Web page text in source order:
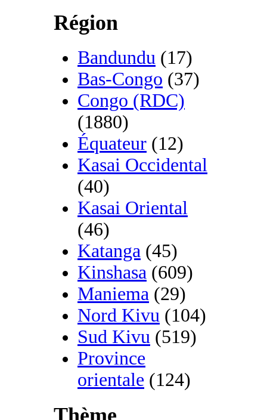
Région
Bandundu (17)
Bas-Congo (37)
Congo (RDC)
(1880)
Équateur (12)
Kasai Occidental
(40)
Kasai Oriental
(46)
Katanga (45)
Kinshasa (609)
Maniema (29)
Nord Kivu (104)
Sud Kivu (519)
Province
orientale (124)